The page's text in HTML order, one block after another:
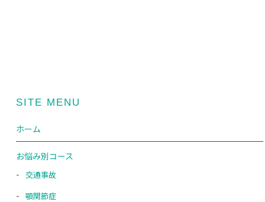
SITE MENU
ホーム
お悩み別コース
交通事故
顎関節症